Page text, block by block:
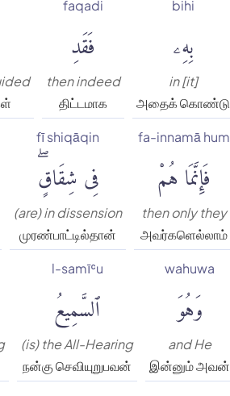
bihi
بِهِۦ
in [it]
அதைக் கொண்டு
faqadi
فَقَدِ
then indeed
திட்டமாக
fa-innamā hum
فَإِنَّمَا هُمْ
then only they
அவர்களெல்லாம்
fī shiqāqin
فِى شِقَاقٍۖ
(are) in dissension
முரண்பாட்டில்தான்
wahuwa
وَهُوَ
and He
இன்னும் அவன்
l-samīʿu
ٱلسَّمِيعُ
(is) the All-Hearing
நன்கு செவியுறுபவன்